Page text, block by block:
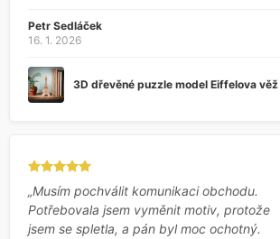
Petr Sedláček
16. 1. 2026
3D dřevěné puzzle model Eiffelova věž
„Musím pochválit komunikaci obchodu.
Potřebovala jsem vyměnit motiv, protože
jsem se spletla, a pán byl moc ochotný.